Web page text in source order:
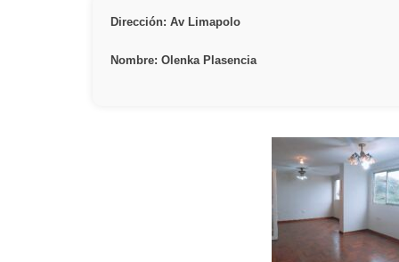
Dirección: Av Limapolo
Nombre: Olenka Plasencia